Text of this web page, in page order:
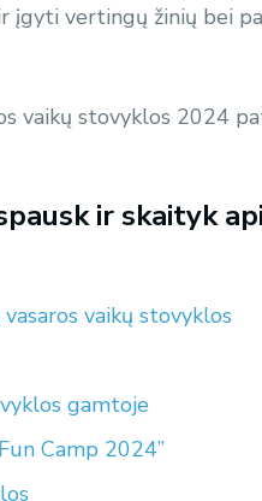
vertingų žinių bei
vaikų stovyklos 2024
ir skaityk
vaikų stovyklos
gamtoje
Camp 2024”